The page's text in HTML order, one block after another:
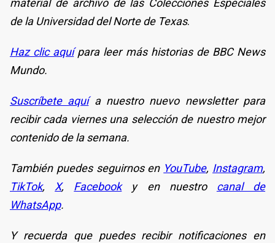
material de archivo de las Colecciones Especiales
de la Universidad del Norte de Texas.
Haz clic aquípara leer más historias de BBC News
Mundo.
Suscríbete aquía nuestro nuevo newsletter para
recibir cada viernes una selección de nuestro mejor
contenido de la semana.
También puedes seguirnos en YouTube, Instagram,
TikTok,X, Facebooky en nuestro canal de
WhatsApp.
Y recuerda que puedes recibir notificaciones en